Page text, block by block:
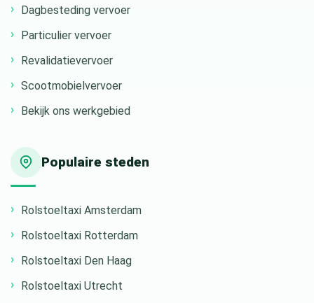
Dagbesteding vervoer
Particulier vervoer
Revalidatievervoer
Scootmobielvervoer
Bekijk ons werkgebied
Populaire steden
Rolstoeltaxi Amsterdam
Rolstoeltaxi Rotterdam
Rolstoeltaxi Den Haag
Rolstoeltaxi Utrecht